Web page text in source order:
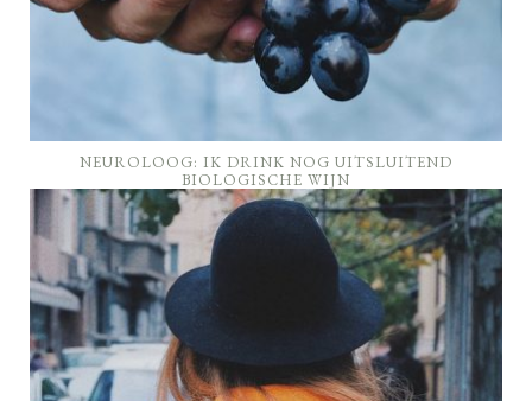
NEUROLOOG: IK DRINK NOG UITSLUITEND
BIOLOGISCHE WIJN